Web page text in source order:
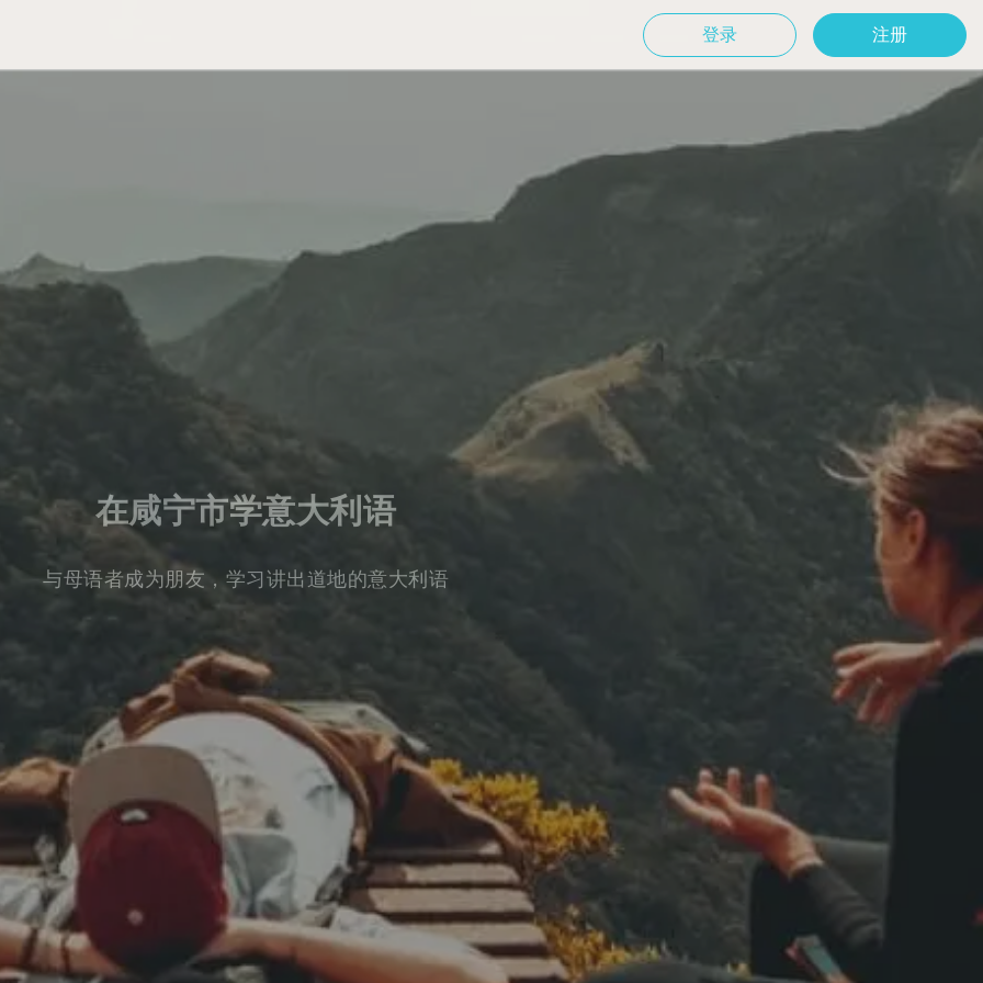
登录 注册
在咸宁市学意大利语
与母语者成为朋友，学习讲出道地的意大利语